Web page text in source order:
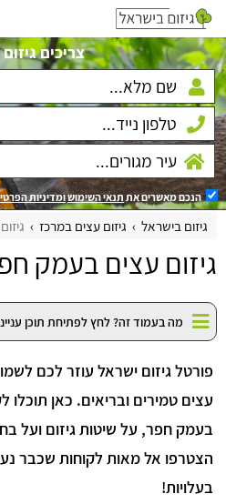
צריכים
הנכם מאשרים את תנאי השימושומדיניות
גיזום בישראל גיזום עצים במרכז
גיזום עצים בעמק
מה בעמוד זה? לחץ לפתיחת תוכן
פורטל גיזום ישראל עוזר לכם
עצים טמירים ובריאים. כאן תוכלו
בעמק חפר, על שיטות גיזום ועל
בעלויות!